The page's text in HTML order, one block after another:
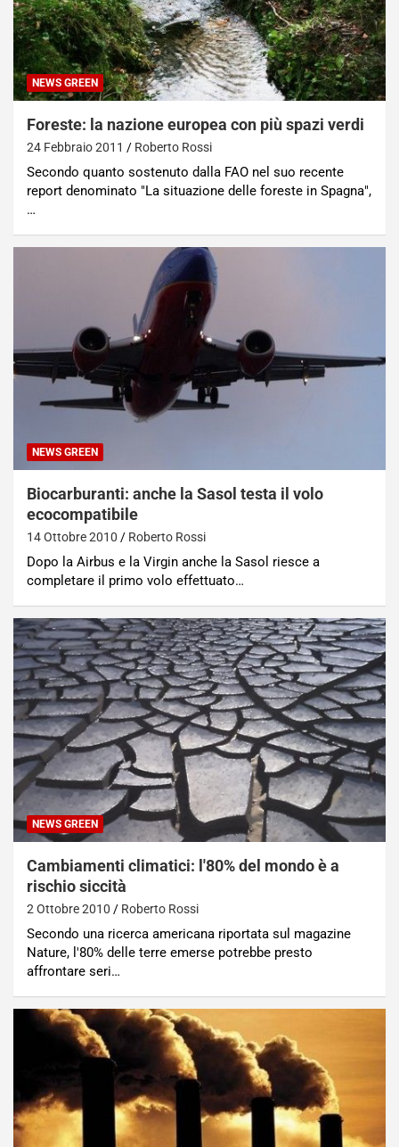
NEWS GREEN
Foreste: la nazione europea con più spazi verdi
24 Febbraio 2011 Roberto Rossi
Secondo quanto sostenuto dalla FAO nel suo recente
report denominato "La situazione delle foreste in Spagna",
…
NEWS GREEN
Biocarburanti: anche la Sasol testa il volo
ecocompatibile
14 Ottobre 2010 Roberto Rossi
Dopo la Airbus e la Virgin anche la Sasol riesce a
completare il primo volo effettuato…
NEWS GREEN
Cambiamenti climatici: l'80% del mondo è a
rischio siccità
2 Ottobre 2010 Roberto Rossi
Secondo una ricerca americana riportata sul magazine
Nature, l'80% delle terre emerse potrebbe presto
affrontare seri…